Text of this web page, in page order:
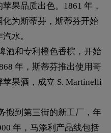
果品质出色。1861 年，
为斯蒂芬，斯蒂芬开始
水。
酒和专利橙色香槟，开始
年，斯蒂芬推出使用哥
果酒，成立 S. Martinelli
搬到第三街的新工厂，年
年，马添利产品线包括